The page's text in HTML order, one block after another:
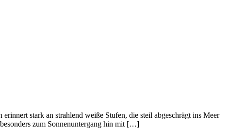
stark an strahlend weiße Stufen, die steil abgeschrägt ins Meer
zum Sonnenuntergang hin mit […]